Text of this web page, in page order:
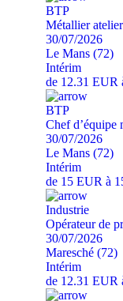
BTP
Métallier
30/07/2026
Le Mans (72)
Intérim
de 12.31 EUR
BTP
Chef d’équipe
30/07/2026
Le Mans (72)
Intérim
de 15 EUR à
Industrie
Opérateur de
30/07/2026
Maresché (72)
Intérim
de 12.31 EUR